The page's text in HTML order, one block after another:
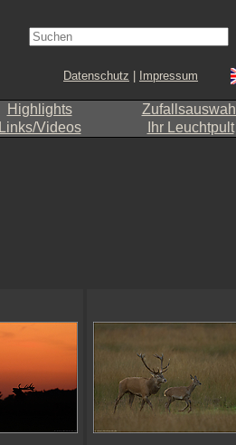
Datenschutz Impressum
Highlights
Zufallsauswahl
Links/Videos Ihr Leuchtpult